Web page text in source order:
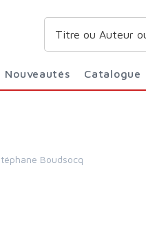
Nouveautés Catalogue
Stéphane Boudsocq